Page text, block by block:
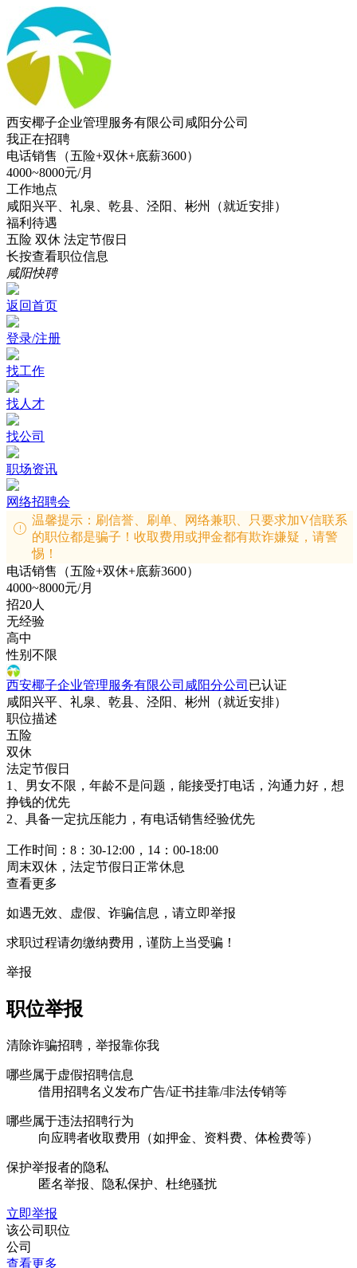
西安椰子企业管理服务有限公司咸阳分公司
我正在招聘
电话销售（五险+双休+底薪3600）
4000~8000元/月
工作地点
咸阳兴平、礼泉、乾县、泾阳、彬州（就近安排）
福利待遇
五险 双休 法定节假日
长按查看职位信息
咸阳快聘
返回首页
登录/注册
找工作
找人才
找公司
职场资讯
网络招聘会
温馨提示：刷信誉、刷单、网络兼职、只要求加V信联系
的职位都是骗子！收取费用或押金都有欺诈嫌疑，请警
惕！
电话销售（五险+双休+底薪3600）
4000~8000元/月
招20人
无经验
高中
性别不限
西安椰子企业管理服务有限公司咸阳分公司 已认证
咸阳兴平、礼泉、乾县、泾阳、彬州（就近安排）
职位描述
五险
双休
法定节假日
1、男女不限，年龄不是问题，能接受打电话，沟通力好，想
挣钱的优先
2、具备一定抗压能力，有电话销售经验优先
工作时间：8：30-12:00，14：00-18:00
周末双休，法定节假日正常休息
查看更多
如遇无效、虚假、诈骗信息，请立即举报
求职过程请勿缴纳费用，谨防上当受骗！
举报
职位举报
清除诈骗招聘，举报靠你我
哪些属于虚假招聘信息
借用招聘名义发布广告/证书挂靠/非法传销等
哪些属于违法招聘行为
向应聘者收取费用（如押金、资料费、体检费等）
保护举报者的隐私
匿名举报、隐私保护、杜绝骚扰
立即举报
该公司职位
公司
查看更多